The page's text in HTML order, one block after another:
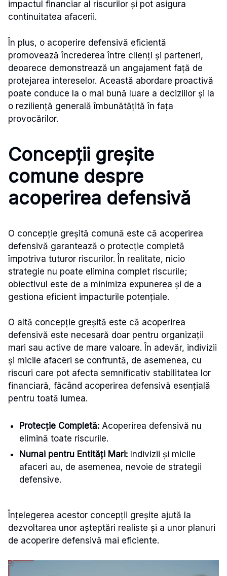
impactul financiar al riscurilor și pot asigura
continuitatea afacerii.
În plus, o acoperire defensivă eficientă
promovează încrederea între clienți și parteneri,
deoarece demonstrează un angajament față de
protejarea intereselor. Această abordare proactivă
poate conduce la o mai bună luare a deciziilor și la
o reziliență generală îmbunătățită în fața
provocărilor.
Concepții greșite
comune despre
acoperirea defensivă
O concepție greșită comună este că acoperirea
defensivă garantează o protecție completă
împotriva tuturor riscurilor. În realitate, nicio
strategie nu poate elimina complet riscurile;
obiectivul este de a minimiza expunerea și de a
gestiona eficient impacturile potențiale.
O altă concepție greșită este că acoperirea
defensivă este necesară doar pentru organizații
mari sau active de mare valoare. În adevăr, indivizii
și micile afaceri se confruntă, de asemenea, cu
riscuri care pot afecta semnificativ stabilitatea lor
financiară, făcând acoperirea defensivă esențială
pentru toată lumea.
Protecție Completă: Acoperirea defensivă nu
elimină toate riscurile.
Numai pentru Entități Mari: Indivizii și micile
afaceri au, de asemenea, nevoie de strategii
defensive.
Înțelegerea acestor concepții greșite ajută la
dezvoltarea unor așteptări realiste și a unor planuri
de acoperire defensivă mai eficiente.